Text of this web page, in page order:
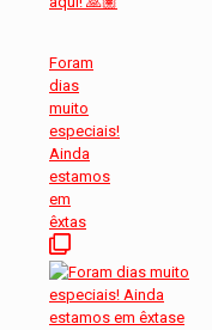
Foram
dias
muito
especiais!
Ainda
estamos
em
êxtas